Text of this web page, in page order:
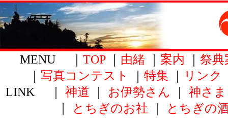
MENU ｜ TOP｜ 由緒 案内
祭典
写真コンテスト 特集 リンク
LINK ｜ 神道 お伊勢さん 神さま
とちぎのお社 とちぎの